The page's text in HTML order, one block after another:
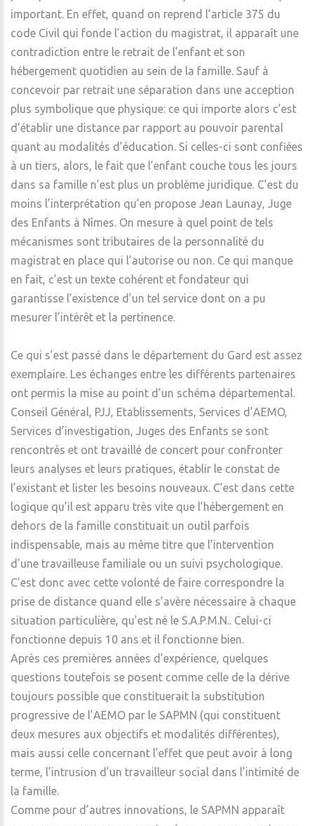
important. En effet, quand on reprend l’article 375 du
code Civil qui fonde l’action du magistrat, il apparaît une
contradiction entre le retrait de l’enfant et son
hébergement quotidien au sein de la famille. Sauf à
concevoir par retrait une séparation dans une acception
plus symbolique que physique: ce qui importe alors c’est
d’établir une distance par rapport au pouvoir parental
quant au modalités d’éducation. Si celles-ci sont confiées
à un tiers, alors, le fait que l’enfant couche tous les jours
dans sa famille n’est plus un problème juridique. C’est du
moins l’interprétation qu’en propose Jean Launay, Juge
des Enfants à Nîmes. On mesure à quel point de tels
mécanismes sont tributaires de la personnalité du
magistrat en place qui l’autorise ou non. Ce qui manque
en fait, c’est un texte cohérent et fondateur qui
garantisse l’existence d’un tel service dont on a pu
mesurer l’intérêt et la pertinence.
Ce qui s’est passé dans le département du Gard est assez
exemplaire. Les échanges entre les différents partenaires
ont permis la mise au point d’un schéma départemental.
Conseil Général, PJJ, Etablissements, Services d’AEMO,
Services d’investigation, Juges des Enfants se sont
rencontrés et ont travaillé de concert pour confronter
leurs analyses et leurs pratiques, établir le constat de
l’existant et lister les besoins nouveaux. C’est dans cette
logique qu’il est apparu très vite que l’hébergement en
dehors de la famille constituait un outil parfois
indispensable, mais au même titre que l’intervention
d’une travailleuse familiale ou un suivi psychologique.
C’est donc avec cette volonté de faire correspondre la
prise de distance quand elle s’avère nécessaire à chaque
situation particulière, qu’est né le S.A.P.M.N.. Celui-ci
fonctionne depuis 10 ans et il fonctionne bien.
Après ces premières années d’expérience, quelques
questions toutefois se posent comme celle de la dérive
toujours possible que constituerait la substitution
progressive de l’AEMO par le SAPMN (qui constituent
deux mesures aux objectifs et modalités différentes),
mais aussi celle concernant l’effet que peut avoir à long
terme, l’intrusion d’un travailleur social dans l’intimité de
la famille.
Comme pour d’autres innovations, le SAPMN apparaît